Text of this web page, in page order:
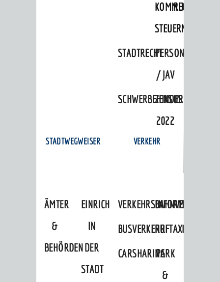
KOMMUNALE
STEUERN
STADTRECHTPERSONALRAT
/ JAV
ZENSUS
2022
STADTWEGWEISER
ÄMTER
&
BEHÖRDEN
EINRICHTUNGEN
IN
DER
STADT
VERKEHR
VERKEHRSINFORMATIONEN
BAHNVERKEHR
BUSVERKEHRRUFTAXI
CARSHARINGPARK
&